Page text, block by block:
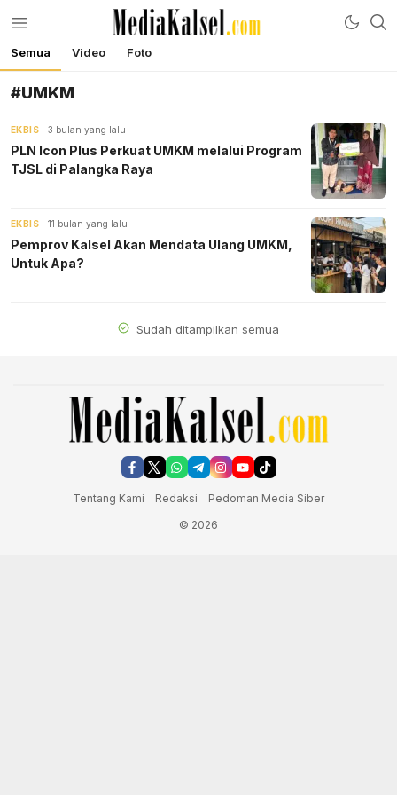
mediakalsel.com
Berita Update Banua
Semua Video Foto
#UMKM
EKBIS 3 bulan yang lalu
PLN Icon Plus Perkuat UMKM melalui Program
TJSL di Palangka Raya
EKBIS 11 bulan yang lalu
Pemprov Kalsel Akan Mendata Ulang UMKM,
Untuk Apa?
Sudah ditampilkan semua
Tentang Kami Redaksi
Pedoman Media Siber
© 2026